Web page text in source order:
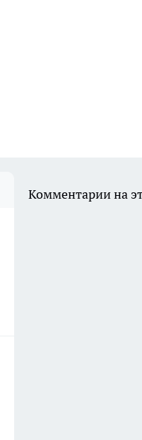
Комментарии на